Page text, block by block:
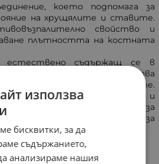
което подпомага за
на хрущялите и ставите.
свойство и
плътността на костната
съдържащ се в
тъкан. Благоприятства
и функциите на ставите.
и
свойство. Съдейства за
на колаген, както и за
обменните процеси в ставите.
използва
бисквитки, за да
съдържанието,
анализираме нашия